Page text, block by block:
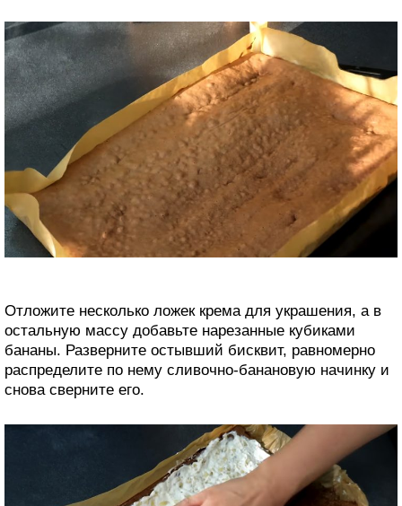
Отложите несколько ложек крема для украшения, а в
остальную массу добавьте нарезанные кубиками
бананы. Разверните остывший бисквит, равномерно
распределите по нему сливочно-банановую начинку и
снова сверните его.